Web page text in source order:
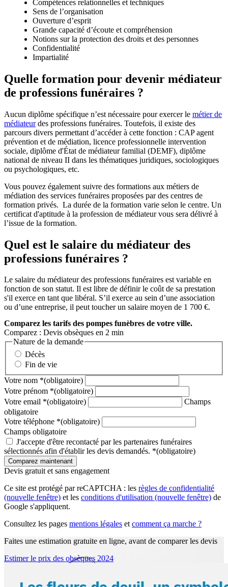
Compétences relationnelles et techniques
Sens de l’organisation
Ouverture d’esprit
Grande capacité d’écoute et compréhension
Notions sur la protection des droits et des personnes
Confidentialité
Impartialité
Quelle formation pour devenir médiateur
de professions funéraires ?
Aucun diplôme spécifique n’est nécessaire pour exercer le métier de
médiateurdes professions funéraires. Toutefois, il existe des
parcours divers permettant d’accéder à cette fonction : CAP agent
prévention et de médiation, licence professionnelle intervention
sociale, diplôme d'État de médiateur familial (DEMF), diplôme
national de niveau II dans les thématiques juridiques, sociologiques
ou psychologiques, etc.
Vous pouvez également suivre des formations aux métiers de
médiation des services funéraires proposées par des centres de
formation privés. La durée de la formation varie selon le centre. Un
certificat d'aptitude à la profession de médiateur vous sera délivré à
l’issue de la formation.
Quel est le salaire du médiateur des
professions funéraires ?
Le salaire du médiateur des professions funéraires est variable en
fonction de son statut. Il est libre de définir le coût de sa prestation
s'il exerce en tant que libéral. S’il exerce au sein d’une association
ou d’une entreprise, il peut toucher un salaire moyen de 1 700 €.
Comparez les tarifs des pompes funèbres de votre ville.
Comparez : Devis obsèques en 2 min
Nature de la demande
Décès
Fin de vie
Votre nom *(obligatoire)
Votre prénom *(obligatoire)
Votre email *(obligatoire)
Champs
obligatoire
Votre téléphone *(obligatoire)
Champs obligatoire
J'accepte d'être recontacté par les partenaires funéraires
sélectionnés afin d'établir les devis demandés. *(obligatoire)
Devis gratuit et sans engagement
Ce site est protégé par reCAPTCHA : les règles de confidentialité
(nouvelle fenêtre) et les conditions d'utilisation (nouvelle fenêtre) de
Google s'appliquent.
Consultez les pages mentions légales et comment ça marche ?
Faites une estimation gratuite en ligne, avant de comparer les devis
Estimer le prix des obsèques 2024